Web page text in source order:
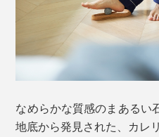
なめらかな質感のまあるい
地底から発見された、カレ